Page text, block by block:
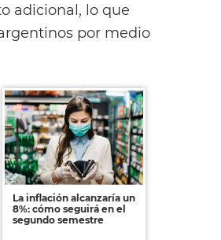
adicional, lo que
por medio
La inflación alcanzaría un
8%: cómo seguirá en el
segundo semestre